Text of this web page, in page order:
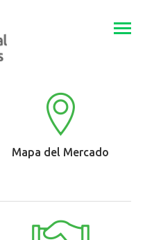
Mapa del Mercado